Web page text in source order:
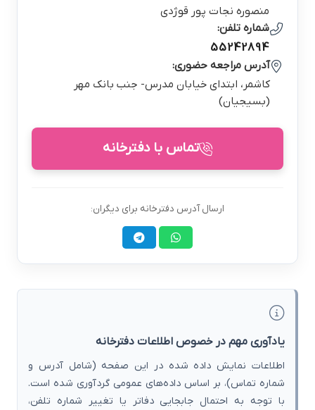
منصوره نجات پور قوژدي
شماره تلفن:
55242894
آدرس مراجعه حضوری:
كاشمر، ابتداي خيابان مدرس- جنب بانك مهر
(بسيجيان)
تماس با دفترخانه
ارسال آدرس دفترخانه برای دیگران:
یادآوری مهم در خصوص اطلاعات دفترخانه
اطلاعات نمایش داده شده در این صفحه (شامل آدرس و
شماره تماس)، بر اساس داده‌های عمومی گردآوری شده است.
با توجه به احتمال جابجایی دفاتر یا تغییر شماره تلفن،